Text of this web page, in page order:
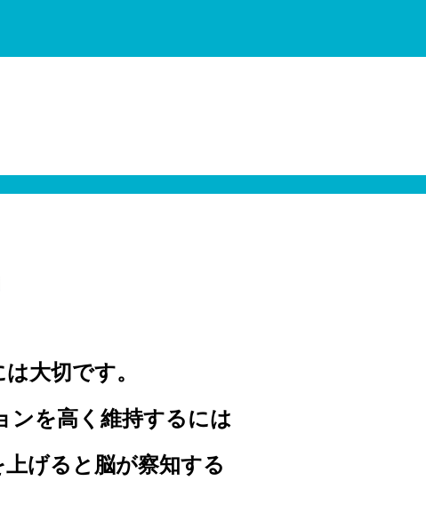
大切です。
ンを高く維持するには
げると脳が察知する